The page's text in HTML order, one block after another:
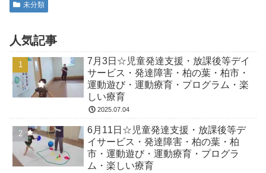
未分類
人気記事
7月3日☆児童発達支援・放課後等デイ
サービス・発達障害・柏の葉・柏市・
運動遊び・運動療育・プログラム・楽
しい療育
2025.07.04
6月11日☆児童発達支援・放課後等デ
イサービス・発達障害・柏の葉・柏
市・運動遊び・運動療育・プログラ
ム・楽しい療育